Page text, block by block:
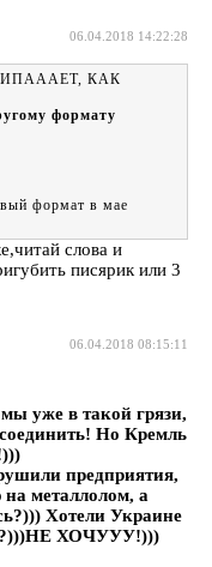
06.04.2018 14:22:28
КАК
формату
формат в мае
слова и
писярик или 3
06.04.2018 08:15:11
уже в такой грязи,
Но Кремль
предприятия,
металлолом, а
Хотели Украине
ХОЧУУУ!)))